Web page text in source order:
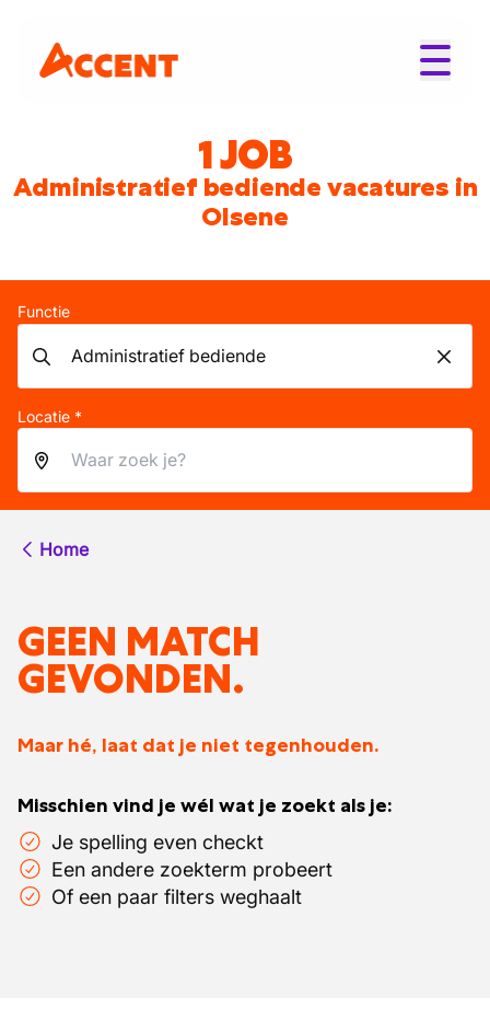
1 JOB
Administratief bediende vacatures in
Olsene
Functie
Locatie *
Home
GEEN MATCH
GEVONDEN.
Maar hé, laat dat je niet tegenhouden.
Misschien vind je wél wat je zoekt als je:
Je spelling even checkt
Een andere zoekterm probeert
Of een paar filters weghaalt